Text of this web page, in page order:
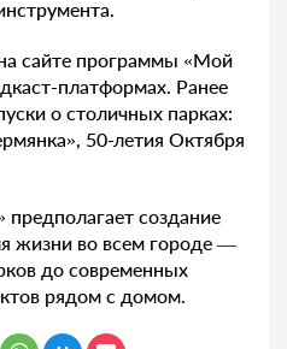
сайте программы «Мой
платформах. Ранее
о столичных парках:
50-летия Октября
создание
жизни во всем городе —
до современных
рядом с домом.